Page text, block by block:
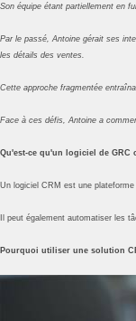
Son équipe étant partiellement en
Par le passé, Antoine gérait ses
les détails des ventes.
Cette approche fragmentée
Face à ces défis, Antoine a
Qu'est-ce qu'un logiciel de GRC
Un logiciel CRM est une
Il peut également automatiser les
Pourquoi utiliser une solution